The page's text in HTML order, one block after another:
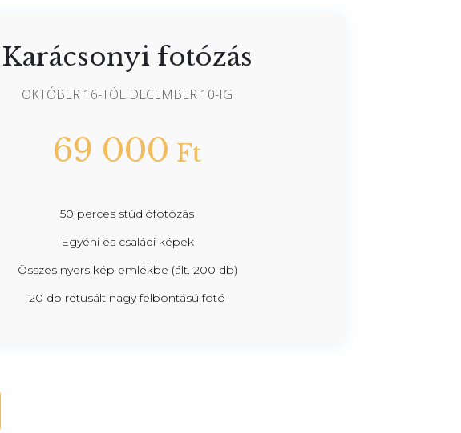
Karácsonyi fotózás
OKTÓBER 16-TÓL DECEMBER 10-IG
69 000 Ft
50 perces stúdiófotózás
Egyéni és családi képek
Összes nyers kép emlékbe (ált. 200 db)
20 db retusált nagy felbontású fotó